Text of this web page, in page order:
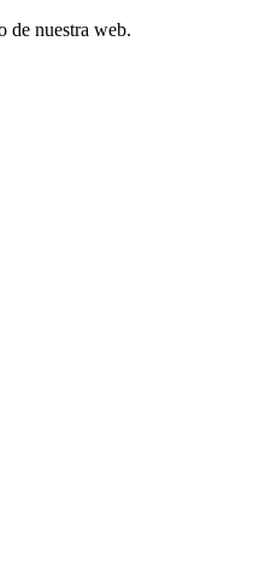
de nuestra web.